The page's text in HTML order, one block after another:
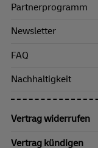
Partnerprogramm
Newsletter
FAQ
Nachhaltigkeit
Vertrag widerrufen
Vertrag kündigen